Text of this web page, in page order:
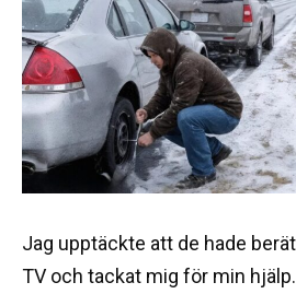
Jag upptäckte att de hade
TV och tackat mig för min hjälp.